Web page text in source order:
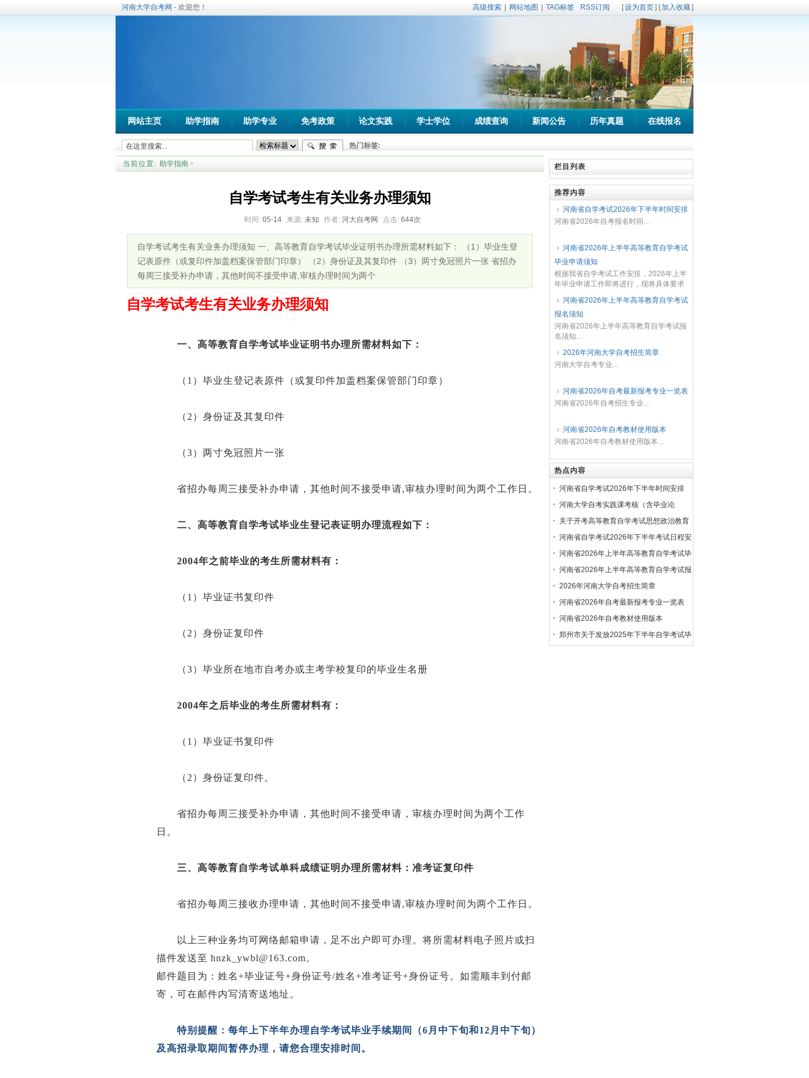
河南大学自考网 - 欢迎您！ 高级搜索 网站地图 TAG标签 RSS订阅 [设为首页] [加入收藏]
网站主页 助学指南 助学专业 免考政策 论文实践 学士学位 成绩查询 新闻公告 历年真题 在线报名
热门标签:
当前位置: 助学指南>
自学考试考生有关业务办理须知
时间: 05-14 来源: 未知 作者: 河大自考网 点击: 644次
自学考试考生有关业务办理须知 一、高等教育自学考试毕业证明书办理所需材料如下： （1）毕业生登
记表原件（或复印件加盖档案保管部门印章） （2）身份证及其复印件 （3）两寸免冠照片一张 省招办
每周三接受补办申请，其他时间不接受申请,审核办理时间为两个
自学考试考生有关业务办理须知
一、高等教育自学考试毕业证明书办理所需材料如下：
（1）毕业生登记表原件（或复印件加盖档案保管部门印章）
（2）身份证及其复印件
（3）两寸免冠照片一张
省招办每周三接受补办申请，其他时间不接受申请,审核办理时间为两个工作日。
二、高等教育自学考试毕业生登记表证明办理流程如下：
2004年之前毕业的考生所需材料有：
（1）毕业证书复印件
（2）身份证复印件
（3）毕业所在地市自考办或主考学校复印的毕业生名册
2004年之后毕业的考生所需材料有：
（1）毕业证书复印件
（2）身份证复印件。
省招办每周三接受补办申请，其他时间不接受申请，审核办理时间为两个工作
日。
三、高等教育自学考试单科成绩证明办理所需材料：准考证复印件
省招办每周三接收办理申请，其他时间不接受申请,审核办理时间为两个工作日。
以上三种业务均可网络邮箱申请，足不出户即可办理。将所需材料电子照片或扫
描件发送至 hnzk_ywbl@163.com。
邮件题目为：姓名+毕业证号+身份证号/姓名+准考证号+身份证号。如需顺丰到付邮
寄，可在邮件内写清寄送地址。
特别提醒：每年上下半年办理自学考试毕业手续期间（6月中下旬和12月中下旬）
及高招录取期间暂停办理，请您合理安排时间。
栏目列表
推荐内容
河南省自学考试2026年下半年时间安排
河南省2026年自考报名时间...
河南省2026年上半年高等教育自学考试
毕业申请须知
根据我省自学考试工作安排，2026年上半
年毕业申请工作即将进行，现将具体要求
明确如下：一、考生符合下列条件方可申
请毕业（一）考完专业考试计划规定的全
部课程，并取...
河南省2026年上半年高等教育自学考试
报名须知
河南省2026年上半年高等教育自学考试报
名须知...
2026年河南大学自考招生简章
河南大学自考专业...
河南省2026年自考最新报考专业一览表
河南省2026年自考招生专业...
河南省2026年自考教材使用版本
河南省2026年自考教材使用版本...
热点内容
河南省自学考试2026年下半年时间安排
河南大学自考实践课考核（含毕业论
文）、免考申请的通知
关于开考高等教育自学考试思想政治教育
等11个专业的公告
河南省自学考试2026年下半年考试日程安
排
河南省2026年上半年高等教育自学考试毕
业申请须知
河南省2026年上半年高等教育自学考试报
名须知
2026年河南大学自考招生简章
河南省2026年自考最新报考专业一览表
河南省2026年自考教材使用版本
郑州市关于发放2025年下半年自学考试毕